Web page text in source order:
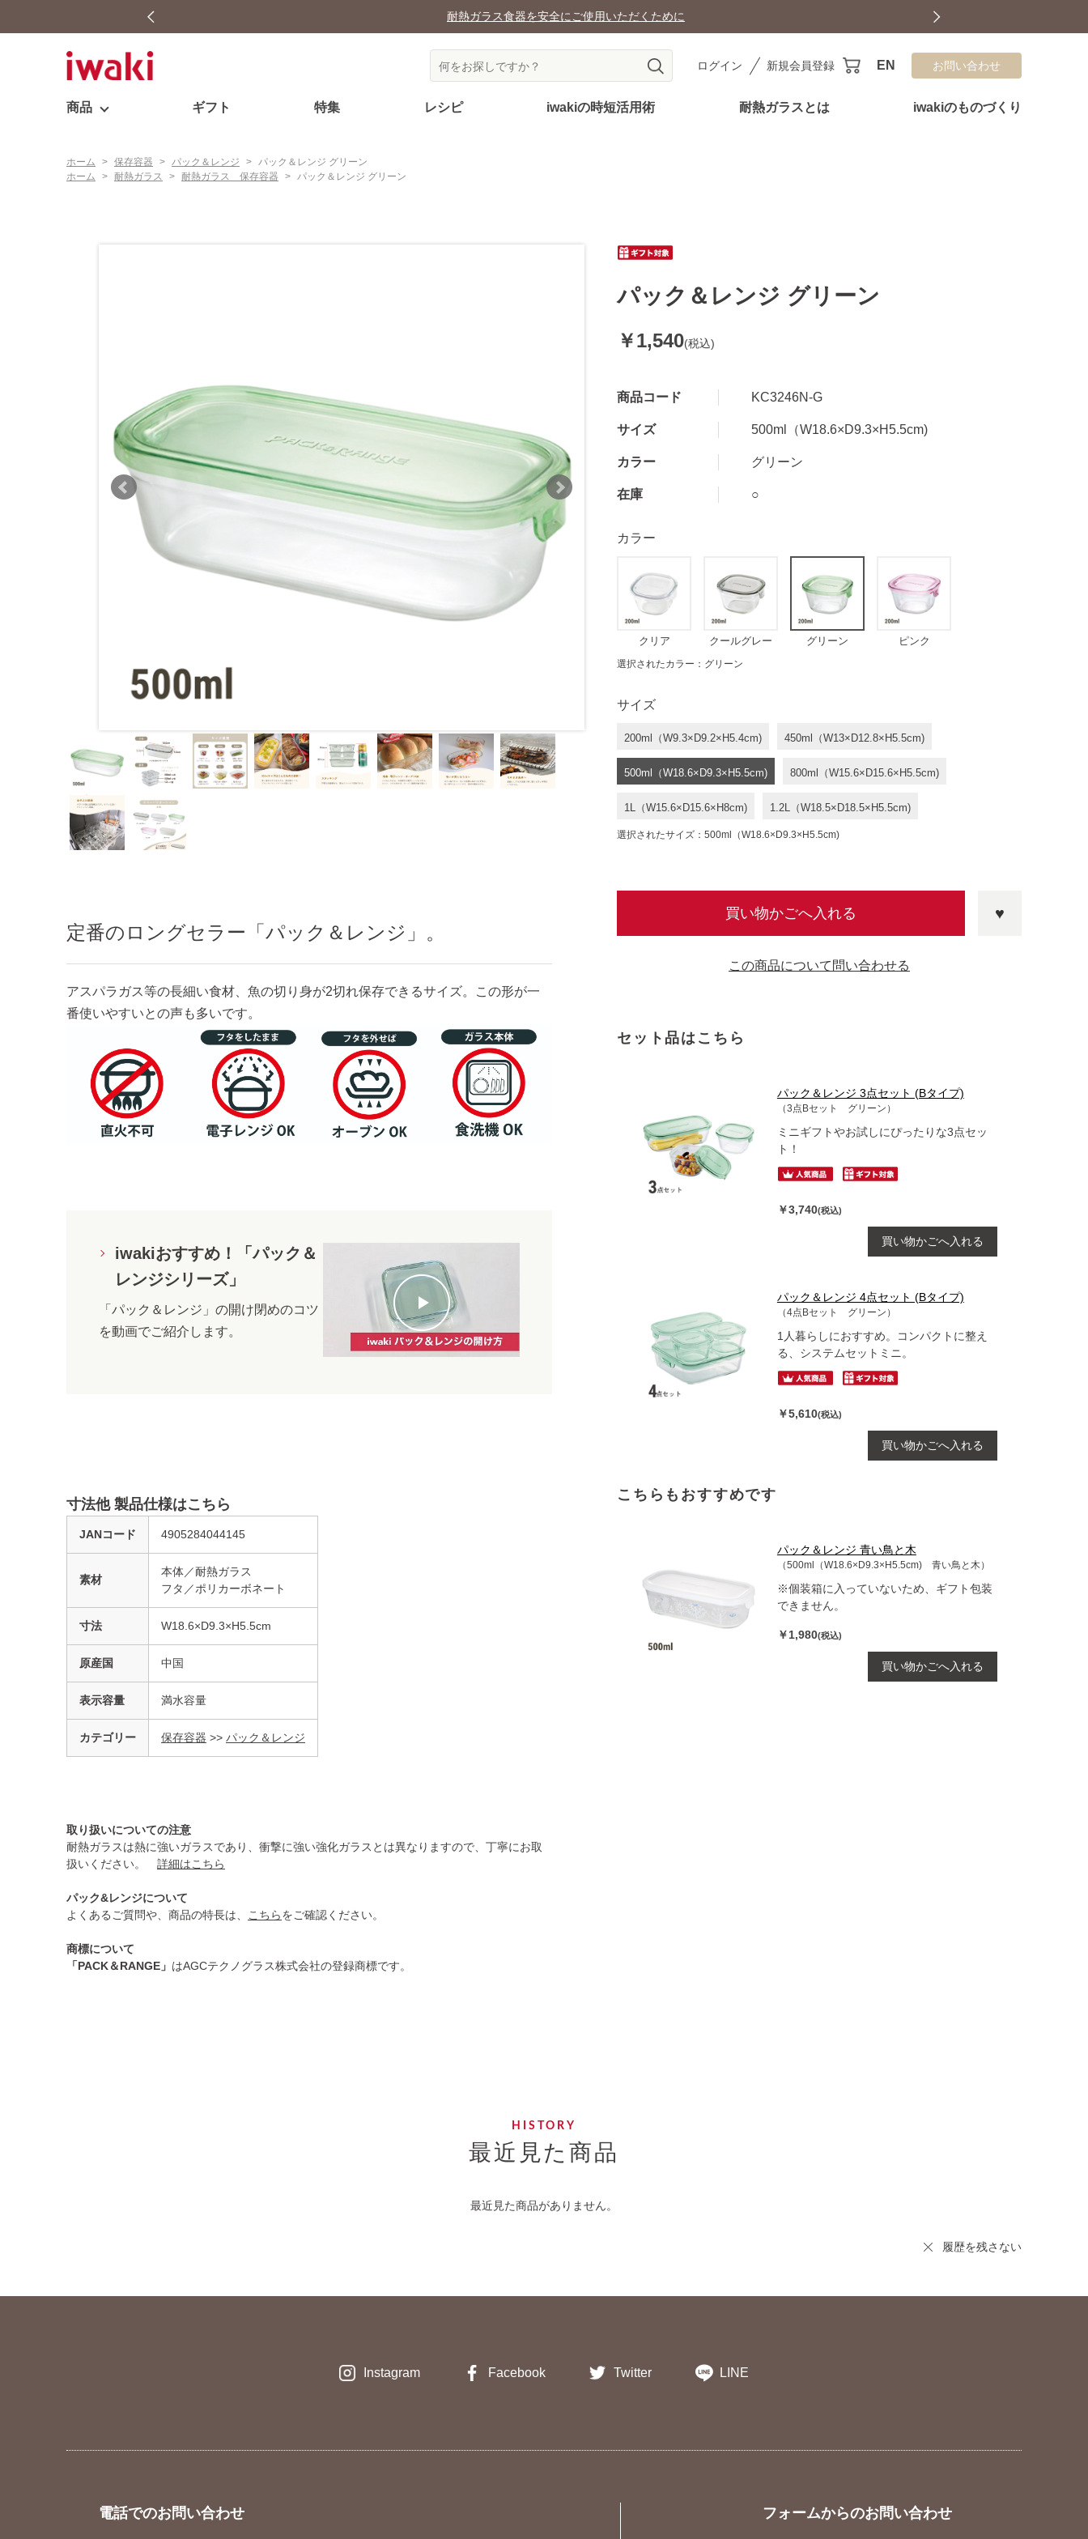
耐熱ガラス食器を安全にご使用いただくために
ログイン 新規会員登録 EN お問い合わせ
商品 ギフト 特集 レシピ iwakiの時短活用術 耐熱ガラスとは iwakiのものづくり
ホーム > 保存容器 > パック＆レンジ > パック＆レンジ グリーン
ホーム
> 耐熱ガラス > 耐熱ガラス 保存容器 > パック＆レンジ グリーン
グリーン
定番のロングセラー「パック＆レンジ」。
アスパラガス等の長細い食材、魚の切り身が2切れ保存できるサイズ。この形が一
番使いやすいとの声も多いです。
iwakiおすすめ！「パック＆
レンジシリーズ」
「パック＆レンジ」の開け閉めのコツ
を動画でご紹介します。
寸法他 製品仕様はこちら
JANコード 4905284044145
素材
本体／耐熱ガラス
フタ／ポリカーボネート
寸法 W18.6×D9.3×H5.5cm
原産国 中国
表示容量 満水容量
カテゴリー 保存容器 >> パック＆レンジ
取り扱いについての注意
耐熱ガラスは熱に強いガラスであり、衝撃に強い強化ガラスとは異なりますので、丁寧にお取
扱いください。 詳細はこちら
パック&レンジについて
よくあるご質問や、商品の特長は、
こちらをご確認ください。
商標について
「PACK＆RANGE」 はAGCテクノグラス株式会社の登録商標です。
パック＆レンジ グリーン
￥1,540(税込)
商品コード KC3246N-G
サイズ 500ml（W18.6×D9.3×H5.5cm)
カラー グリーン
在庫 ○
カラー
クリア クールグレー グリーン ピンク
選択されたカラー：グリーン
サイズ
200ml（W9.3×D9.2×H5.4cm) 450ml（W13×D12.8×H5.5cm)
500ml（W18.6×D9.3×H5.5cm) 800ml（W15.6×D15.6×H5.5cm)
1L（W15.6×D15.6×H8cm) 1.2L（W18.5×D18.5×H5.5cm)
選択されたサイズ：500ml（W18.6×D9.3×H5.5cm)
買い物かごへ入れる
セット品はこちら
パック＆レンジ 3点セット (Bタイプ)
（3点Bセット グリーン）
ミニギフトやお試しにぴったりな3点セッ
ト！
￥3,740(税込)
買い物かごへ入れる
パック＆レンジ 4点セット (Bタイプ)
（4点Bセット グリーン）
1人暮らしにおすすめ。コンパクトに整え
る、システムセットミニ。
￥5,610(税込)
買い物かごへ入れる
こちらもおすすめです
パック＆レンジ 青い鳥と木
（500ml（W18.6×D9.3×H5.5cm) 青い鳥と木）
※個装箱に入っていないため、ギフト包装
できません。
￥1,980(税込)
買い物かごへ入れる
この商品について問い合わせる
最近見た商品
最近見た商品がありません。
履歴を残さない
Instagram Facebook Twitter LINE
電話でのお問い合わせ フォームからのお問い合わせ